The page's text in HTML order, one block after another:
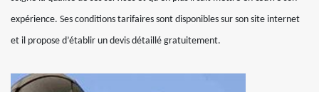
expérience. Ses conditions tarifaires sont disponibles sur son site internet
et il propose d’établir un devis détaillé gratuitement.